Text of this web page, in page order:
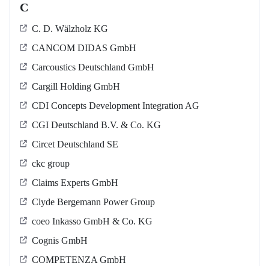
C
C. D. Wälzholz KG
CANCOM DIDAS GmbH
Carcoustics Deutschland GmbH
Cargill Holding GmbH
CDI Concepts Development Integration AG
CGI Deutschland B.V. & Co. KG
Circet Deutschland SE
ckc group
Claims Experts GmbH
Clyde Bergemann Power Group
coeo Inkasso GmbH & Co. KG
Cognis GmbH
COMPETENZA GmbH